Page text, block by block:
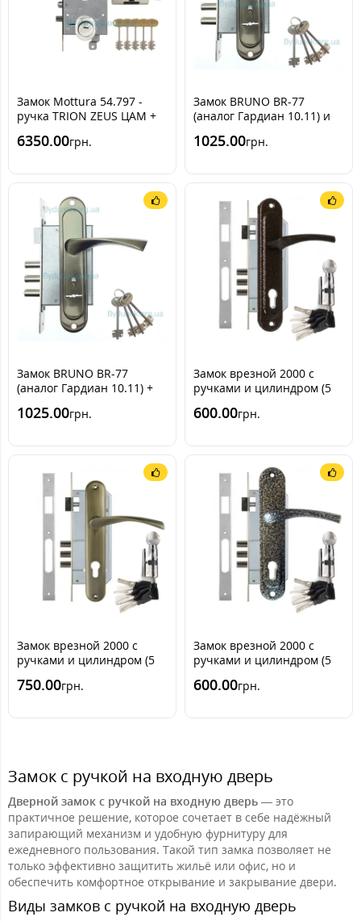
Замок Mottura 54.797 -
ручка TRION ZEUS ЦАМ +
6350.00грн.
Замок BRUNO BR-77
(аналог Гардиан 10.11) и
1025.00грн.
Замок BRUNO BR-77
(аналог Гардиан 10.11) +
1025.00грн.
Замок врезной 2000 с
ручками и цилиндром (5
(порошок)
600.00грн.
Замок врезной 2000 с
ручками и цилиндром (5
750.00грн.
Замок врезной 2000 с
ручками и цилиндром (5
600.00грн.
Замок с ручкой на входную дверь
Дверной замок с ручкой на входную дверь — это
практичное решение, которое сочетает в себе надёжный
запирающий механизм и удобную фурнитуру для
ежедневного пользования. Такой тип замка позволяет не
только эффективно защитить жильё или офис, но и
обеспечить комфортное открывание и закрывание двери.
Виды замков с ручкой на входную дверь